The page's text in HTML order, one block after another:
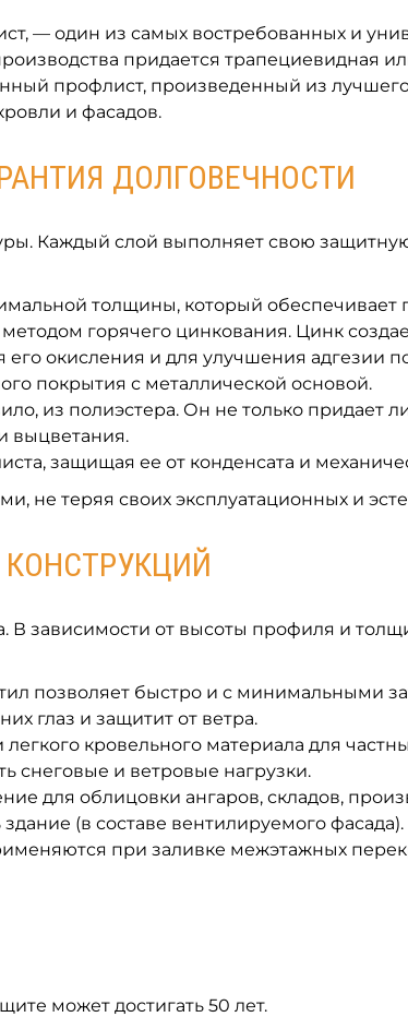
— один из самых востребованных и
придается трапециевидная
профлист, произведенный из
и фасадов.
ДОЛГОВЕЧНОСТИ
Каждый слой выполняет свою
толщины, который обеспечивает
горячего цинкования. Цинк
окисления и для улучшения адгезии
покрытия с металлической основой.
из полиэстера. Он не только придает
выцветания.
защищая ее от конденсата и
не теряя своих эксплуатационных и
зависимости от высоты профиля и
позволяет быстро и с минимальными
глаз и защитит от ветра.
кровельного материала для
снеговые и ветровые нагрузки.
для облицовки ангаров, складов,
(в составе вентилируемого фасада).
при заливке межэтажных
может достигать 50 лет.